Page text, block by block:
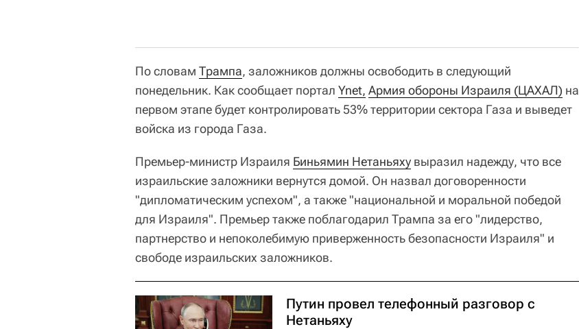
По словам Трампа, заложников должны освободить в следующий
понедельник. Как сообщает портал Ynet, Армия обороны Израиля (ЦАХАЛ) на
первом этапе будет контролировать 53% территории сектора Газа и выведет
войска из города Газа.
Премьер-министр Израиля Биньямин Нетаньяху выразил надежду, что все
израильские заложники вернутся домой. Он назвал договоренности
"дипломатическим успехом", а также "национальной и моральной победой
для Израиля". Премьер также поблагодарил Трампа за его "лидерство,
партнерство и непоколебимую приверженность безопасности Израиля" и
свободе израильских заложников.
Путин провел телефонный разговор с
Нетаньяху